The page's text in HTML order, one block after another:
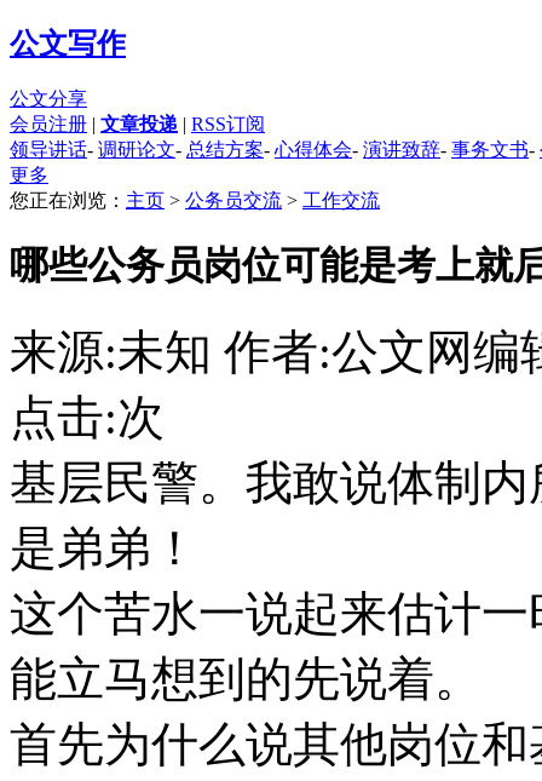
公文写作
公文分享
会员注册 | 文章投递 | RSS订阅
领导讲话- 调研论文- 总结方案- 心得体会- 演讲致辞- 事务文书-
更多
您正在浏览： 主页 > 公务员交流 > 工作交流
哪些公务员岗位可能是考上就
来源:未知 作者:公文网编
点击:次
基层民警。我敢说体制
是弟弟！
这个苦水一说起来估计
能立马想到的先说着。
首先为什么说其他岗位